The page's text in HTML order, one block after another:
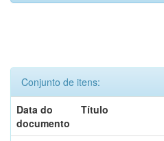
Conjunto de itens:
Data do
documento
Título